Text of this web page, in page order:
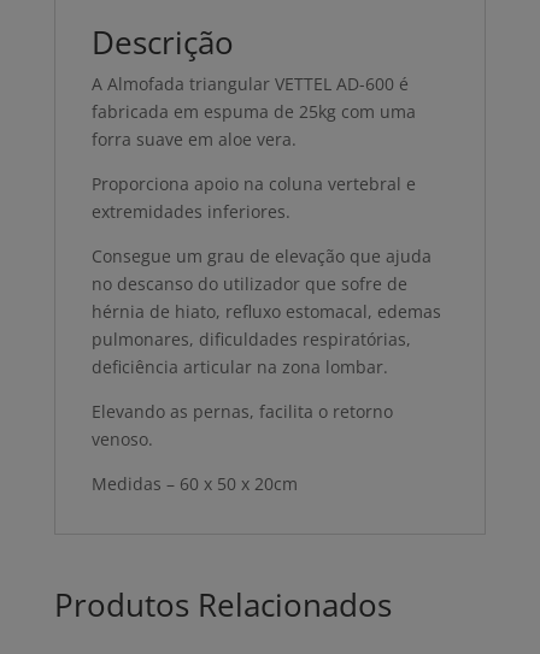
Descrição
A Almofada triangular VETTEL AD-600 é
fabricada em espuma de 25kg com uma
forra suave em aloe vera.
Proporciona apoio na coluna vertebral e
extremidades inferiores.
Consegue um grau de elevação que ajuda
no descanso do utilizador que sofre de
hérnia de hiato, refluxo estomacal, edemas
pulmonares, dificuldades respiratórias,
deficiência articular na zona lombar.
Elevando as pernas, facilita o retorno
venoso.
Medidas – 60 x 50 x 20cm
Produtos Relacionados